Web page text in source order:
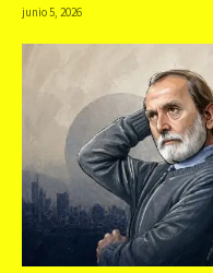
junio 5, 2026